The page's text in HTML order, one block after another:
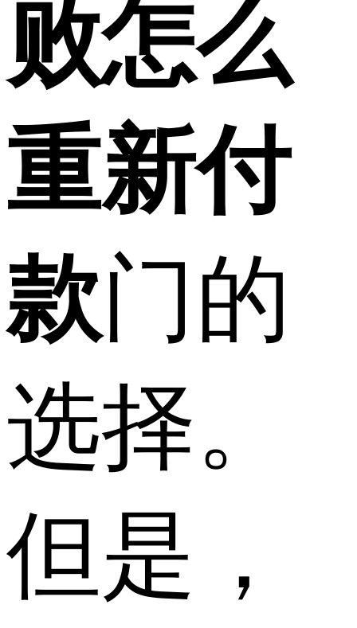
败怎么
重新付
款门的
选择。
但是，